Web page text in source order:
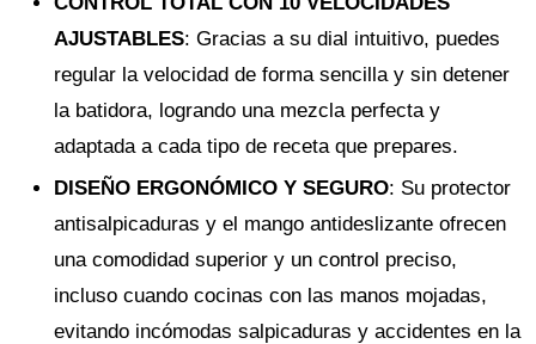
AJUSTABLES: Gracias a su dial intuitivo, puedes
regular la velocidad de forma sencilla y sin detener
la batidora, logrando una mezcla perfecta y
adaptada a cada tipo de receta que prepares.
DISEÑO ERGONÓMICO Y SEGURO: Su protector
antisalpicaduras y el mango antideslizante ofrecen
una comodidad superior y un control preciso,
incluso cuando cocinas con las manos mojadas,
evitando incómodas salpicaduras y accidentes en la